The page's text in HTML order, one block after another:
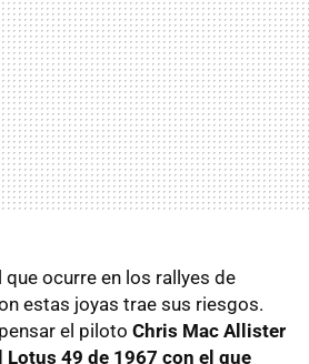
que ocurre en los rallyes de
estas joyas trae sus riesgos.
el piloto Chris Mac Allister
49 de 1967 con el que